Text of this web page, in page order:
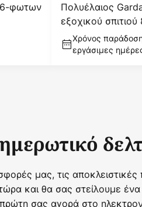
6-φωτων
Πολυέλαιος
εξοχικού
Χρόνος
εργάσιμες
μας, τις αποκλειστικές
και θα σας στείλουμε
σας αγορά στο